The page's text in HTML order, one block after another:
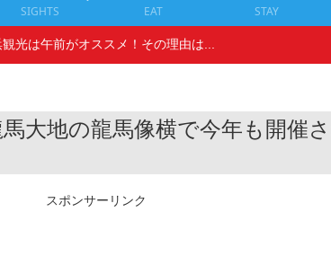
SIGHTS
EAT
STAY
観光は午前がオススメ！その理由は...
大地の龍馬像横で今年も開催
スポンサーリンク